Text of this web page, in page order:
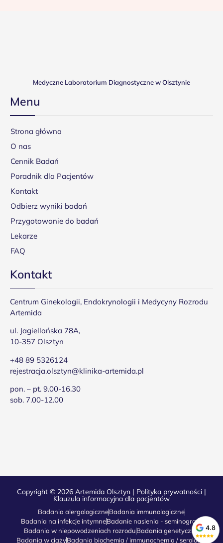
Medyczne Laboratorium Diagnostyczne w Olsztynie
Menu
Strona główna
O nas
Cennik Badań
Poradnik dla Pacjentów
Kontakt
Odbierz wyniki badań
Przygotowanie do badań
Lekarze
FAQ
Kontakt
Centrum Ginekologii, Endokrynologii i Medycyny Rozrodu
Artemida
ul. Jagiellońska 78A,
10-357 Olsztyn
+48 89 5326124
rejestracja.olsztyn@klinika-artemida.pl
pon. – pt. 9.00-16.30
sob. 7.00-12.00
Copyright © 2026 Artemida Olsztyn | Polityka prywatności |
Klauzula informacyjna dla pacjentów
Badania alergologiczneBadania immunologiczne
Badania na infekcje intymneBadanie nasienia - seminogram
Badania w niepowodzeniach rozroduBadania genetyczne
Badania w ciążyBadania biochemia / immunochemia / serologia
4.8